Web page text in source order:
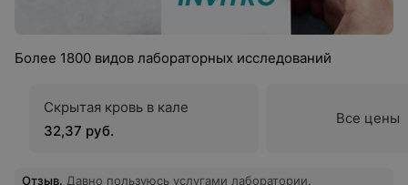
Более 1800 видов лабораторных исследований
Скрытая кровь в кале
32,37 руб.
Все цены
Отзыв. Давно пользуюсь услугами лаборатории.